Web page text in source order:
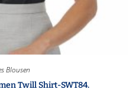
Blousen
Twill Shirt-SWT84.